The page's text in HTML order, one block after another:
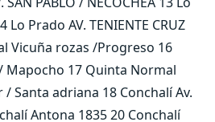
Lo Prado AV. TENIENTE CRUZ
Vicuña rozas /Progreso 16
Mapocho 17 Quinta Normal
Santa adriana 18 Conchalí Av.
Antona 1835 20 Conchalí